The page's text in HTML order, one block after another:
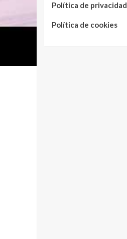
Política de privacidad
Política de cookies